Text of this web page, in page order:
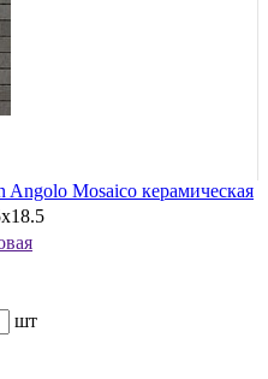
Mosaico керамическая
шт